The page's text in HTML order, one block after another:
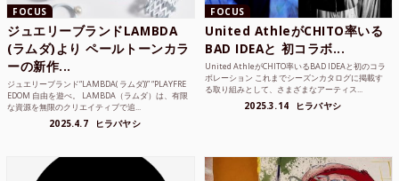
FOCUS
ジュエリーブランドLAMBDA
(ラムダ)より ペールトーンカラ
ーの新作...
ジュエリーブランド“LAMBDA( ラムダ))” “PLAYFRE
EDOM 自由を遊べ。 LAMBDA（ラムダ）は、有限
な資源を無限のクリエイティブで追...
2025.4.7 ヒラバヤシ
FOCUS
United AthleがCHITO率いる
BAD IDEAと 初コラボ...
United AthleがCHITO率いるBAD IDEAと初のコラ
ボレーション これまでシーズンカタログに掲載す
る取り組みとして、さまざまなアーティス...
2025.3.14 ヒラバヤシ